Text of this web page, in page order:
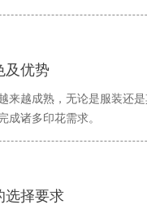
及优势
来越成熟，无论是服装还
成诸多印花需求。
选择要求